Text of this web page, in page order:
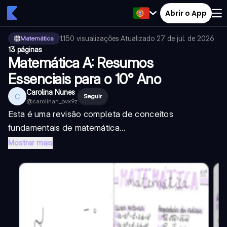
Abrir o App
Matemática 1.150 visualizações·Atualizado 27 de jul. de 2026·
13 páginas
Matemática A: Resumos
Essenciais para o 10° Ano
C Carolina Nunes
@carolinan_pvx9z
Seguir
Esta é uma revisão completa de conceitos
fundamentais de matemática...
Mostrar mais